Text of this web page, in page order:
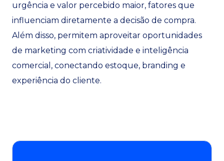
urgência e valor percebido maior, fatores que
influenciam diretamente a decisão de compra.
Além disso, permitem aproveitar oportunidades
de marketing com criatividade e inteligência
comercial, conectando estoque, branding e
experiência do cliente.